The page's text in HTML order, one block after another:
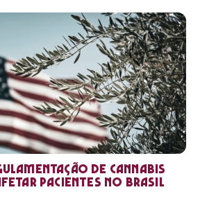
de cannabis
pacientes no Brasil